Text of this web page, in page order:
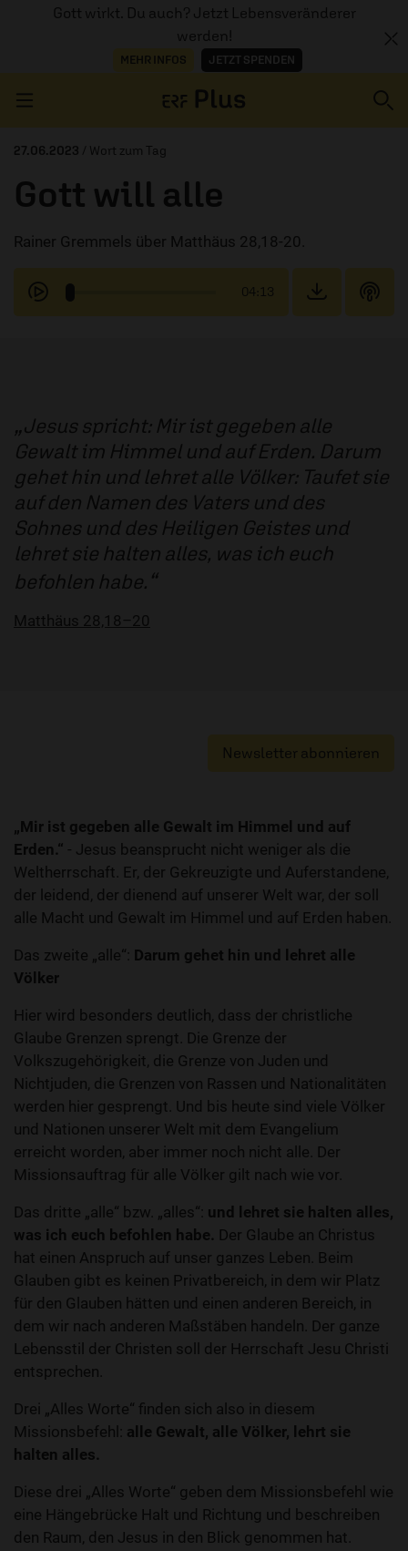
Gott wirkt. Du auch? Jetzt Lebensveränderer
werden!
MEHR INFOS JETZT SPENDEN
AUDIOTHEK
PROGRAMM
27.06.2023 / Wort zum Tag
Gott will alle
Rainer Gremmels über Matthäus 28,18-20.
04:13
Jesus spricht: Mir ist gegeben alle
Gewalt im Himmel und auf Erden. Darum
gehet hin und lehret alle Völker: Taufet sie
auf den Namen des Vaters und des
Sohnes und des Heiligen Geistes und
lehret sie halten alles, was ich euch
befohlen habe.
Matthäus 28,18–20
Newsletter abonnieren
„Mir ist gegeben alle Gewalt im Himmel und auf
Erden.“ - Jesus beansprucht nicht weniger als die
Weltherrschaft. Er, der Gekreuzigte und Auferstandene,
der leidend, der dienend auf unserer Welt war, der soll
alle Macht und Gewalt im Himmel und auf Erden haben.
Das zweite „alle“: Darum gehet hin und lehret alle
Völker
Hier wird besonders deutlich, dass der christliche
Glaube Grenzen sprengt. Die Grenze der
Volkszugehörigkeit, die Grenze von Juden und
Nichtjuden, die Grenzen von Rassen und Nationalitäten
werden hier gesprengt. Und bis heute sind viele Völker
und Nationen unserer Welt mit dem Evangelium
erreicht worden, aber immer noch nicht alle. Der
Missionsauftrag für alle Völker gilt nach wie vor.
Das dritte „alle“ bzw. „alles“: und lehret sie halten alles,
was ich euch befohlen habe. Der Glaube an Christus
hat einen Anspruch auf unser ganzes Leben. Beim
Glauben gibt es keinen Privatbereich, in dem wir Platz
für den Glauben hätten und einen anderen Bereich, in
dem wir nach anderen Maßstäben handeln. Der ganze
Lebensstil der Christen soll der Herrschaft Jesu Christi
entsprechen.
Drei „Alles Worte“ finden sich also in diesem
Missionsbefehl:
alle Gewalt, alle Völker, lehrt sie
halten alles.
Diese drei „Alles Worte“ geben dem Missionsbefehl wie
eine Hängebrücke Halt und Richtung und beschreiben
den Raum, den Jesus in den Blick genommen hat.